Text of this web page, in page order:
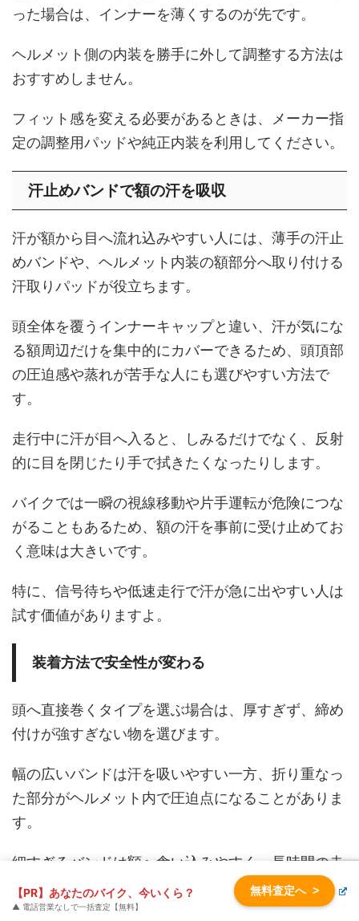
った場合は、インナーを薄くするのが先です。
ヘルメット側の内装を勝手に外して調整する方法は
おすすめしません。
フィット感を変える必要があるときは、メーカー指
定の調整用パッドや純正内装を利用してください。
汗止めバンドで額の汗を吸収
汗が額から目へ流れ込みやすい人には、薄手の汗止
めバンドや、ヘルメット内装の額部分へ取り付ける
汗取りパッドが役立ちます。
頭全体を覆うインナーキャップと違い、汗が気にな
る額周辺だけを集中的にカバーできるため、頭頂部
の圧迫感や蒸れが苦手な人にも選びやすい方法で
す。
走行中に汗が目へ入ると、しみるだけでなく、反射
的に目を閉じたり手で拭きたくなったりします。
バイクでは一瞬の視線移動や片手運転が危険につな
がることもあるため、額の汗を事前に受け止めてお
く意味は大きいです。
特に、信号待ちや低速走行で汗が急に出やすい人は
試す価値がありますよ。
装着方法で安全性が変わる
頭へ直接巻くタイプを選ぶ場合は、厚すぎず、締め
付けが強すぎない物を選びます。
幅の広いバンドは汗を吸いやすい一方、折り重なっ
た部分がヘルメット内で圧迫点になることがありま
す。
細すぎるバンドは額へ食い込みやすく、長時間の走
行では痛みにつながるかもしれません。
【PR】あなたのバイク、今いくら？
▲ 電話営業なしで一括査定【無料】
無料査定へ >